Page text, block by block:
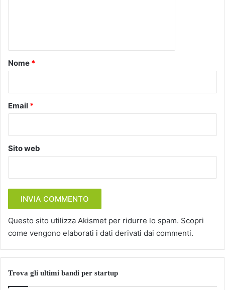
o
Nome *
Email *
Sito web
Questo sito utilizza Akismet per ridurre lo spam. Scopri
come vengono elaborati i dati derivati dai commenti.
Trova gli ultimi bandi per startup